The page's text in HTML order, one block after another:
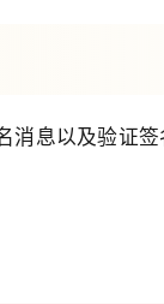
息以及验证